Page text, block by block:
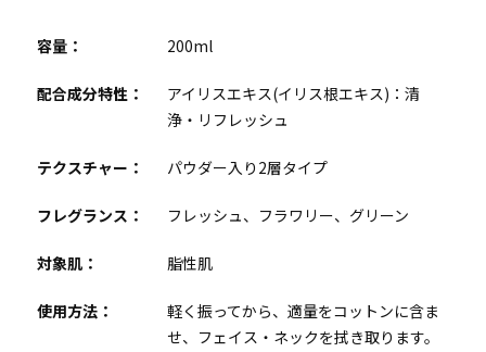
容量： 200ml
配合成分特性：
アイリスエキス(イリス根エキス)：清
浄・リフレッシュ
テクスチャー： パウダー入り2層タイプ
フレグランス： フレッシュ、フラワリー、グリーン
対象肌： 脂性肌
使用方法：
軽く振ってから、適量をコットンに含ま
せ、フェイス・ネックを拭き取ります。